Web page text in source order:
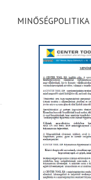
MINŐSÉGPOLITIKA